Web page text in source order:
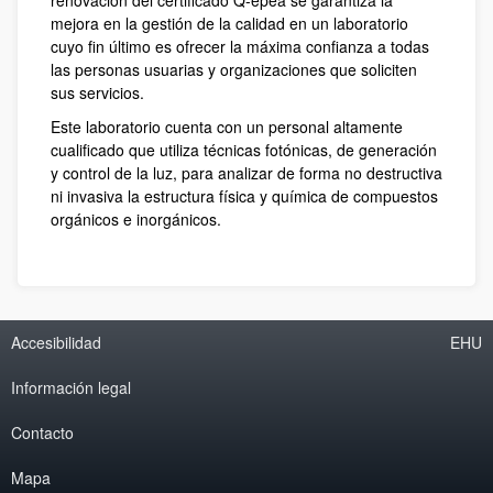
mejora en la gestión de la calidad en un laboratorio
cuyo fin último es ofrecer la máxima confianza a todas
las personas usuarias y organizaciones que soliciten
sus servicios.
Este laboratorio cuenta con un personal altamente
cualificado que utiliza técnicas fotónicas, de generación
y control de la luz, para analizar de forma no destructiva
ni invasiva la estructura física y química de compuestos
orgánicos e inorgánicos.
Accesibilidad
Información legal
Contacto
Mapa
EHU